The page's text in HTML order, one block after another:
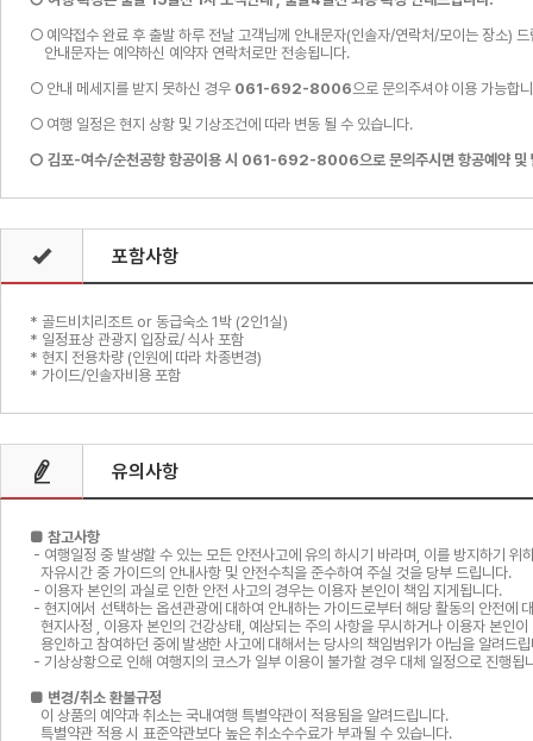
○ 예약접수 완료 후 출발 하루 전날 고객님께 안내문자(인솔자/연락처/모이는 장소) 드
안내문자는 예약하신 예약자 연락처로만 전송됩니다.
○ 안내 메세지를 받지 못하신 경우 061-692-8006으로 문의주셔야 이용 가능합
○ 여행 일정은 현지 상황 및 기상조건에 따라 변동 될 수 있습니다.
○ 김포-여수/순천공항 항공이용 시 061-692-8006으로 문의주시면 항공예약 및
포함사항
* 골드비치리조트 or 동급숙소 1박 (2인1실)
* 일정표상 관광지 입장료/ 식사 포함
* 현지 전용차량 (인원에 따라 차종변경)
* 가이드/인솔자비용 포함
유의사항
■ 참고사항
- 여행일정 중 발생할 수 있는 모든 안전사고에 유의 하시기 바라며, 이를 방지하기 위
자유시간 중 가이드의 안내사항 및 안전수칙을 준수하여 주실 것을 당부 드립니다.
- 이용자 본인의 과실로 인한 안전 사고의 경우는 이용자 본인이 책임 지게됩니다.
- 현지에서 선택하는 옵션관광에 대하여 안내하는 가이드로부터 해당 활동의 안전에
현지사정 , 이용자 본인의 건강상태, 예상되는 주의 사항을 무시하거나 이용자 본인이
용인하고 참여하던 중에 발생한 사고에 대해서는 당사의 책임범위가 아님을 알려드
- 기상상황으로 인해 여행지의 코스가 일부 이용이 불가할 경우 대체 일정으로 진행됩
■ 변경/취소 환불규정
이 상품의 예약과 취소는 국내여행 특별약관이 적용됨을 알려드립니다.
특별약관 적용 시 표준약관보다 높은 취소수수료가 부과될 수 있습니다.